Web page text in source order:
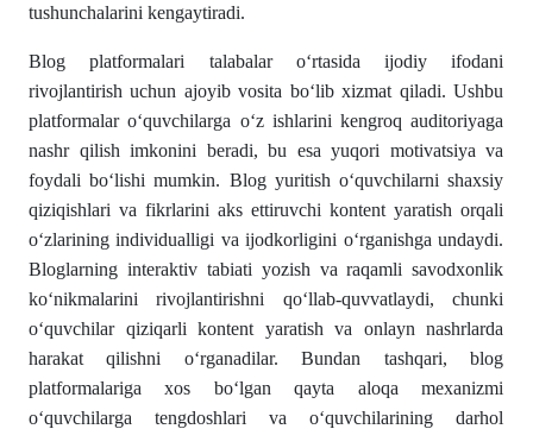
tushunchalarini kengaytiradi.
Blog platformalari talabalar oʻrtasida ijodiy ifodani
rivojlantirish uchun ajoyib vosita boʻlib xizmat qiladi. Ushbu
platformalar oʻquvchilarga oʻz ishlarini kengroq auditoriyaga
nashr qilish imkonini beradi, bu esa yuqori motivatsiya va
foydali boʻlishi mumkin. Blog yuritish oʻquvchilarni shaxsiy
qiziqishlari va fikrlarini aks ettiruvchi kontent yaratish orqali
oʻzlarining individualligi va ijodkorligini oʻrganishga undaydi.
Bloglarning interaktiv tabiati yozish va raqamli savodxonlik
koʻnikmalarini rivojlantirishni qoʻllab-quvvatlaydi, chunki
oʻquvchilar qiziqarli kontent yaratish va onlayn nashrlarda
harakat qilishni oʻrganadilar. Bundan tashqari, blog
platformalariga xos boʻlgan qayta aloqa mexanizmi
oʻquvchilarga tengdoshlari va oʻquvchilarining darhol